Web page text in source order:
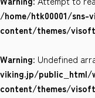
お気に入り
会社案内
サイトポリ
/home/htk00001/
content/themes/
Warning: Undefined
viking.jp/public_html/
content/themes/